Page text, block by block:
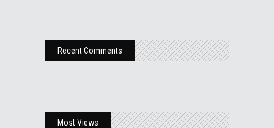
Recent Comments
Most Views